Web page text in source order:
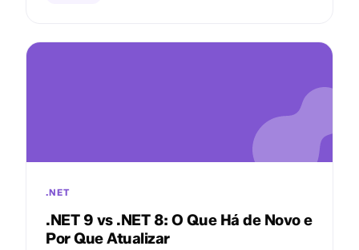
.NET
.NET 9 vs .NET 8: O Que Há de Novo e
Por Que Atualizar